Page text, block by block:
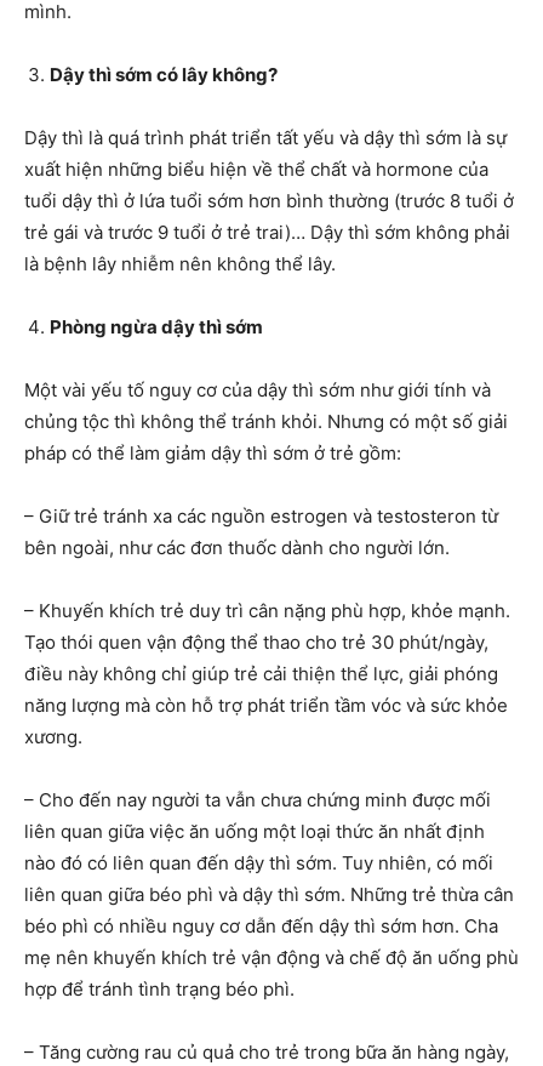
mình.
Dậy thì sớm có lây không?
Dậy thì là quá trình phát triển tất yếu và dậy thì sớm là sự
xuất hiện những biểu hiện về thể chất và hormone của
tuổi dậy thì ở lứa tuổi sớm hơn bình thường (trước 8 tuổi ở
trẻ gái và trước 9 tuổi ở trẻ trai)… Dậy thì sớm không phải
là bệnh lây nhiễm nên không thể lây.
Phòng ngừa dậy thì sớm
Một vài yếu tố nguy cơ của dậy thì sớm như giới tính và
chủng tộc thì không thể tránh khỏi. Nhưng có một số giải
pháp có thể làm giảm dậy thì sớm ở trẻ gồm:
– Giữ trẻ tránh xa các nguồn estrogen và testosteron từ
bên ngoài, như các đơn thuốc dành cho người lớn.
– Khuyến khích trẻ duy trì cân nặng phù hợp, khỏe mạnh.
Tạo thói quen vận động thể thao cho trẻ 30 phút/ngày,
điều này không chỉ giúp trẻ cải thiện thể lực, giải phóng
năng lượng mà còn hỗ trợ phát triển tầm vóc và sức khỏe
xương.
– Cho đến nay người ta vẫn chưa chứng minh được mối
liên quan giữa việc ăn uống một loại thức ăn nhất định
nào đó có liên quan đến dậy thì sớm. Tuy nhiên, có mối
liên quan giữa béo phì và dậy thì sớm. Những trẻ thừa cân
béo phì có nhiều nguy cơ dẫn đến dậy thì sớm hơn. Cha
mẹ nên khuyến khích trẻ vận động và chế độ ăn uống phù
hợp để tránh tình trạng béo phì.
– Tăng cường rau củ quả cho trẻ trong bữa ăn hàng ngày,